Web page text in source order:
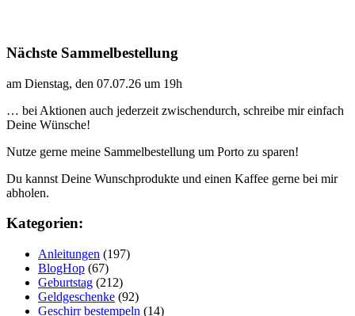
Nächste Sammelbestellung
am Dienstag, den 07.07.26 um 19h
… bei Aktionen auch jederzeit zwischendurch, schreibe mir einfach
Deine Wünsche!
Nutze gerne meine Sammelbestellung um Porto zu sparen!
Du kannst Deine Wunschprodukte und einen Kaffee gerne bei mir
abholen.
Kategorien:
Anleitungen (197)
BlogHop (67)
Geburtstag (212)
Geldgeschenke (92)
Geschirr bestempeln (14)